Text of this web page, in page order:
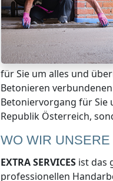
für Sie um alles und
Betonieren
Betoniervorgang für Sie
Republik Österreich,
WO WIR
EXTRA SERVICES ist das
professionellen